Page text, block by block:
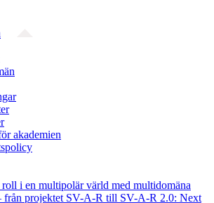
akademien
roll i en multipolär värld med multidomäna
från projektet SV-A-R till SV-A-R 2.0: Next